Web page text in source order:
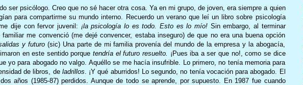
ser psicólogo. Creo que no sé hacer otra cosa. Ya en mi grupo, de joven, era siempre a quien
para compartirme su mundo interno. Recuerdo un verano que leí un libro sobre psicología
dije con fervor juvenil: ¡la psicología lo es todo. Esto es lo mío!Sin embargo, al terminar
familiar me convenció (me dejé convencer, estaba inseguro) de que no era una buena opción
y futuro (sic) Una parte de mi familia provenía del mundo de la empresa y la abogacía,
en este sentido porquetendría el futuro resuelto.
¡Pues iba a ser que no!, como se dice
yo para abogado no valgo. Aquéllo se me hacía insufrible. Lo primero, no tenía memoria para
de libros, de ladrillos . ¡Y qué aburridos! Lo segundo, no tenía vocación para abogado. El
años (1985-87) perdidos. Aunque de todo se aprende, por supuesto. En 1987 fue cuando